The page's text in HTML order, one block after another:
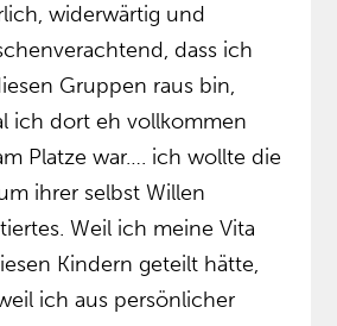
widerwärtig und
dass ich
Gruppen raus bin,
ich dort eh vollkommen
Platze war…. ich wollte die
ihrer selbst Willen
Weil ich meine Vita
Kindern geteilt hätte,
ich aus persönlicher